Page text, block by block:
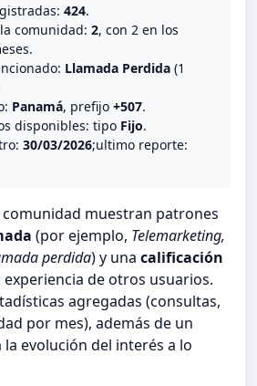
424.
comunidad: 2, con 2 en los
Llamada Perdida (1
Panamá, prefijo +507.
disponibles: tipo Fijo.
30/03/2026;ultimo reporte:
muestran patrones
(por ejemplo, Telemarketing,
perdida) y una calificación
de otros usuarios.
agregadas (consultas,
por mes), además de un
evolución del interés a lo